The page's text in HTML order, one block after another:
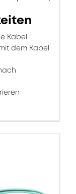
Kabel
dem Kabel